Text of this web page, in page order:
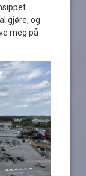
gjøre, og
meg på